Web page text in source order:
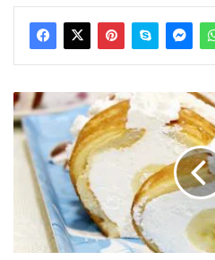
Brzi
kolač
od
piškota
bananana